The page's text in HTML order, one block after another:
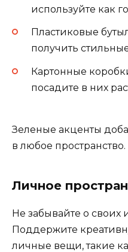
используйте как
Пластиковые
получить
Картонные
посадите в них
Зеленые акценты
в любое пространство.
Личное
Не забывайте о своих
Поддержите
личные вещи, такие